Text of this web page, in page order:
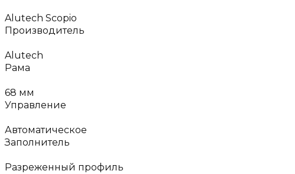
Alutech Scopio
Производитель
Alutech
Рама
68 мм
Управление
Автоматическое
Заполнитель
Разреженный профиль